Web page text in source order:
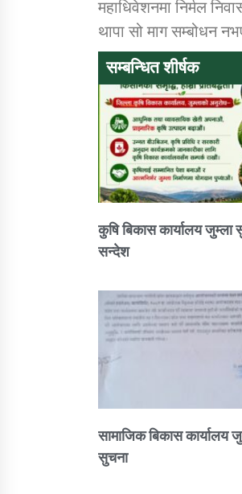
महाधिवेशनमा निर्मल
थापा सो माग सम्बोधन
सम्बन्धित शीर्षक
कुषि बिकास कार्यालय जुम्ला
सन्देश
सामाजिक बिकास कार्यालय
सुचना